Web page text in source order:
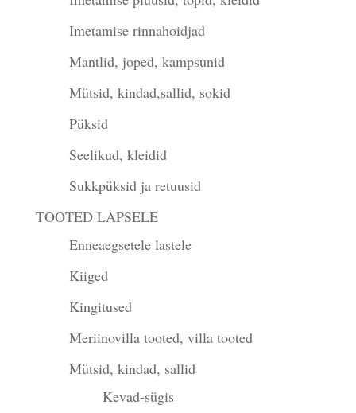
Imetamise rinnahoidjad
Mantlid, joped, kampsunid
Mütsid, kindad,sallid, sokid
Püksid
Seelikud, kleidid
Sukkpüksid ja retuusid
TOOTED LAPSELE
Enneaegsetele lastele
Kiiged
Kingitused
Meriinovilla tooted, villa tooted
Mütsid, kindad, sallid
Kevad-sügis